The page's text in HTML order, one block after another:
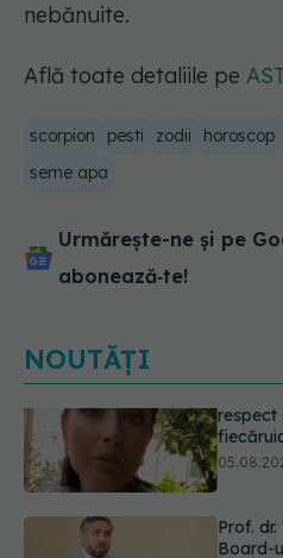
nebănuite.
Află toate detaliile pe
scorpion pesti zodii horoscop
seme apa
Urmărește-ne și pe
abonează‑te!
NOUTĂȚI
Prof. dr.
Board-